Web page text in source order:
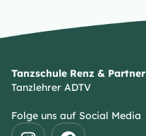
Tanzschule Renz & Partner
Tanzlehrer ADTV
Folge uns auf Social Media